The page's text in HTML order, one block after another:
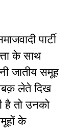
पार्टी
के साथ
जातीय समूह
लेते दिख
है तो उनको
के